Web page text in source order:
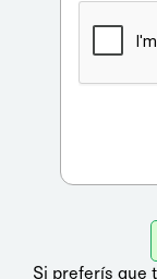
Si preferís que